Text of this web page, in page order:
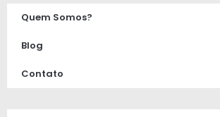
Quem Somos?
Blog
Contato